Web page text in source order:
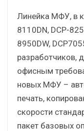
Линейка МФУ, в
8110DN, DCP-
8950DW,
разработчиков,
офисным
новых МФУ –
печать,
скорости
пакет базовых